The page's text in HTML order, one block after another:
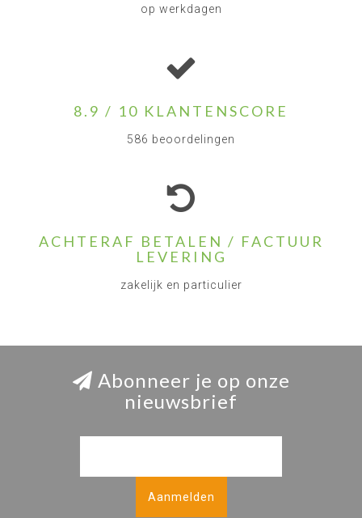
op werkdagen
8.9 / 10 KLANTENSCORE
586 beoordelingen
ACHTERAF BETALEN / FACTUUR
LEVERING
zakelijk en particulier
Abonneer je op onze
nieuwsbrief
Aanmelden